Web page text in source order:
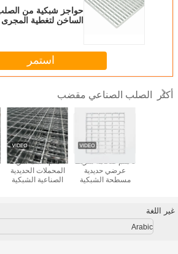
حواجز شبكية من
الساخن لتغطية المجرى
استمر
أكثر الصلب الصناعي مقضب
4 ملم سمك شريط
المحملات الحديدية
الصناعية الشبكية
3 ملم ضخامة شريط
عرضي حديدية
مسطحة الشبكية
غير اللغة
Arabic